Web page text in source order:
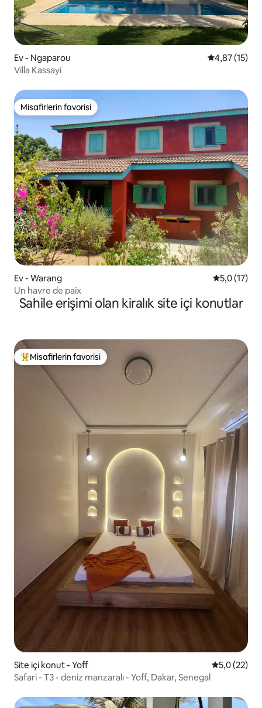
Ev - Ngaparou 5 üzerinden
4,87 (15)
Villa Kassayi
Misafirlerin favorisi
Misafirlerin favorisi
Ev - Warang 55,0 (17)
Un havre de paix
Sahile erişimi olan kiralık site içi konutlar
Misafirlerin favorilerinden en beğenilenler arasında
Misafirlerin favorisi
Site içi konut - Yoff 5 üzerinden
5,0 (22)
Safari - T3 - deniz manzaralı - Yoff, Dakar, Senegal